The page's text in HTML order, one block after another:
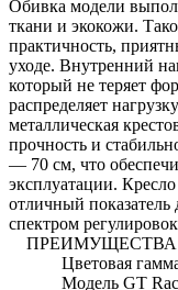
Обивка модели
ткани и экокожи.
практичность,
уходе. Внутренний
который не теряет
распределяет
металлическая
прочность и
— 70 см, что
эксплуатации.
отличный
спектром
ПРЕИМУЩЕСТВА
Цветовая гамма
Модель GT Racer